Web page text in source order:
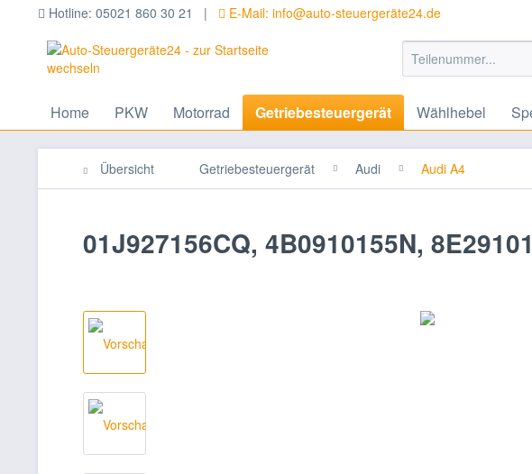
Hotline: 05021 860 30 21 | E-Mail: info@auto-steuergeräte24.de
Home PKW Motorrad Getriebesteuergerät Wählhebel
Übersicht Getriebesteuergerät Audi Audi A4
01J927156CQ, 4B0910155N,